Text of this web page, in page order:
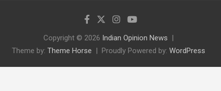
Copyright © 2026 Indian Opinion News
Theme by: Theme Horse Proudly Powered by: WordPress